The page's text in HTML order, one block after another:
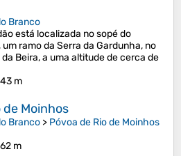
Branco
está localizada no sopé do
um ramo da Serra da Gardunha, no
Beira, a uma altitude de cerca de
m
de Moinhos
Branco > Póvoa de Rio de Moinhos
m